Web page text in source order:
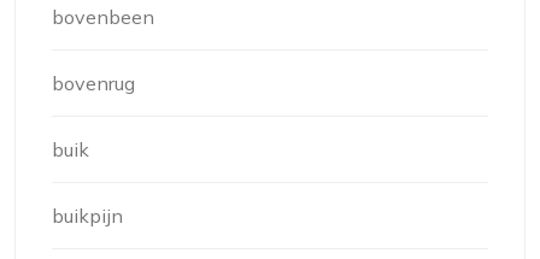
bovenbeen
bovenrug
buik
buikpijn